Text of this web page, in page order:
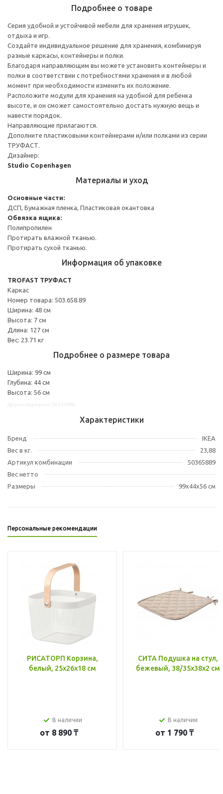
Подробнее о товаре
Серия удобной и устойчивой мебели для хранения игрушек,
отдыха и игр.
Создайте индивидуальное решение для хранения, комбинируя
разные каркасы, контейнеры и полки.
Благодаря направляющим вы можете установить контейнеры и
полки в соответствии с потребностями хранения и в любой
момент при необходимости изменить их положение.
Расположите модули для хранения на удобной для ребенка
высоте, и он сможет самостоятельно достать нужную вещь и
навести порядок.
Направляющие прилагаются.
Дополните пластиковыми контейнерами и/или полками из серии
ТРУФАСТ.
Дизайнер:
Studio Copenhagen
Материалы и уход
Основные части:
ДСП, Бумажная пленка, Пластиковая окантовка
Обвязка ящика:
Полипропилен
Протирать влажной тканью.
Протирать сухой тканью.
Информация об упаковке
TROFAST ТРУФАСТ
Каркас
Номер товара: 503.658.89
Ширина: 48 см
Высота: 7 см
Длина: 127 см
Вес: 23.71 кг
Подробнее о размере товара
Ширина: 99 см
Глубина: 44 см
Высота: 56 см
Характеристики
Бренд
IKEA
Вес в кг.
23,88
Артикул комбинации
50365889
Вес нетто
Размеры
99x44x56 см
Персональные рекомендации
РИСАТОРП Корзина,
белый, 25x26x18 см
В наличии
от 8 890 ₸
СИТА Подушка на стул,
бежевый, 38/35x38x2 см
В наличии
от 1 790 ₸